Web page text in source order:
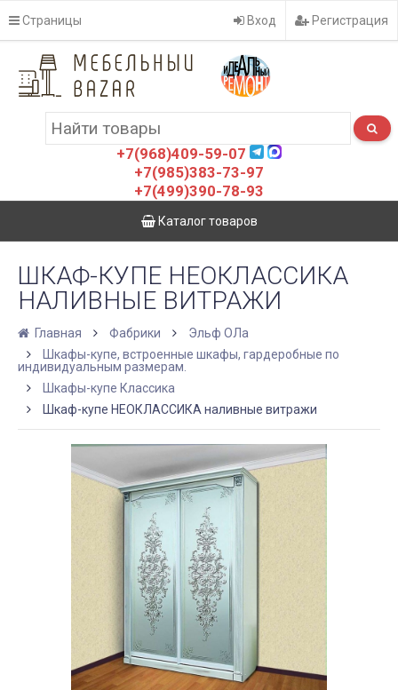
Страницы Вход Регистрация
+7(968)409-59-07
+7(985)383-73-97
+7(499)390-78-93
Каталог товаров
ШКАФ-КУПЕ НЕОКЛАССИКА
НАЛИВНЫЕ ВИТРАЖИ
Главная Фабрики
Эльф ОЛа
Шкафы-купе, встроенные шкафы, гардеробные по
индивидуальным размерам.
Шкафы-купе Классика
Шкаф-купе НЕОКЛАССИКА наливные витражи